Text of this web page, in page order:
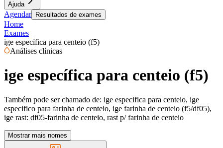
Ajuda
Agendar Resultados de exames
Home
Exames
ige específica para centeio (f5)
Análises clínicas
ige específica para centeio (f5)
Também pode ser chamado de: ige especifica para centeio, ige
especifico para farinha de centeio, ige farinha de centeio (f5/df05),
ige rast: df05-farinha de centeio, rast p/ farinha de centeio
Mostrar mais nomes